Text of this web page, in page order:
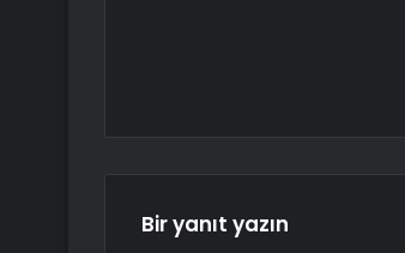
Bir yanıt yazın